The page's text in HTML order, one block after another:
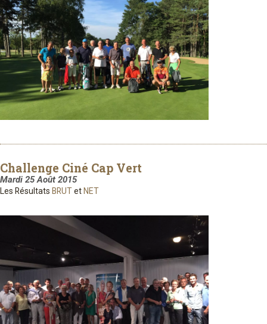
Challenge Ciné Cap Vert
Mardi 25 Août 2015
Les Résultats BRUTetNET